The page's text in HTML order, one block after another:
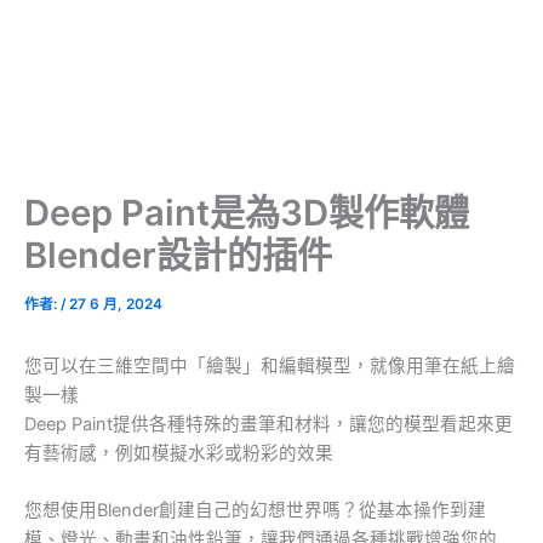
Deep Paint是為3D製作軟體
Blender設計的插件
作者: /27 6 月, 2024
您可以在三維空間中「繪製」和編輯模型，就像用筆在紙上繪
製一樣
Deep Paint提供各種特殊的畫筆和材料，讓您的模型看起來更
有藝術感，例如模擬水彩或粉彩的效果
您想使用Blender創建自己的幻想世界嗎？從基本操作到建